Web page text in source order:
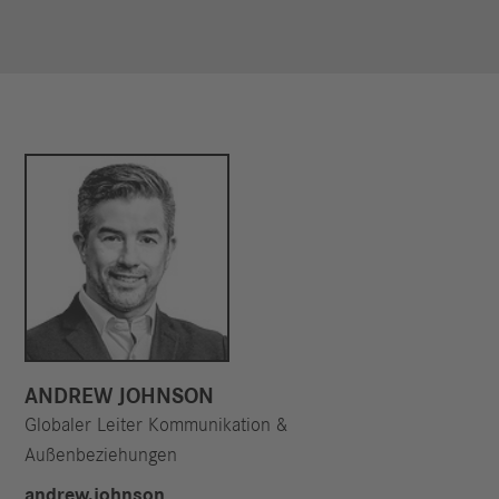
ANDREW JOHNSON
Globaler Leiter Kommunikation &
Außenbeziehungen